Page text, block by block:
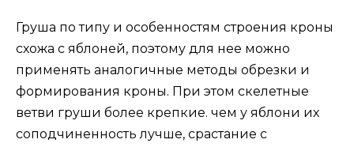
Груша по типу и особенностям строения кроны
схожа с яблоней, поэтому для нее можно
применять аналогичные методы обрезки и
формирования кроны. При этом скелетные
ветви груши более крепкие. чем у яблони их
соподчиненность лучше, срастание с